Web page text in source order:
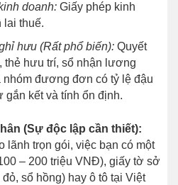
doanh:Giấy phép kinh
lai thuế.
hưu (Rất phổ biến):Quyết
thẻ hưu trí, sổ nhận lương
đương đơn có tỷ lệ đậu
gắn kết và tính ổn định.
(Sự độc lập cần thiết):
lãnh trọn gói, việc bạn có một
– 200 triệu VNĐ), giấy tờ sở
sổ hồng) hay ô tô tại Việt